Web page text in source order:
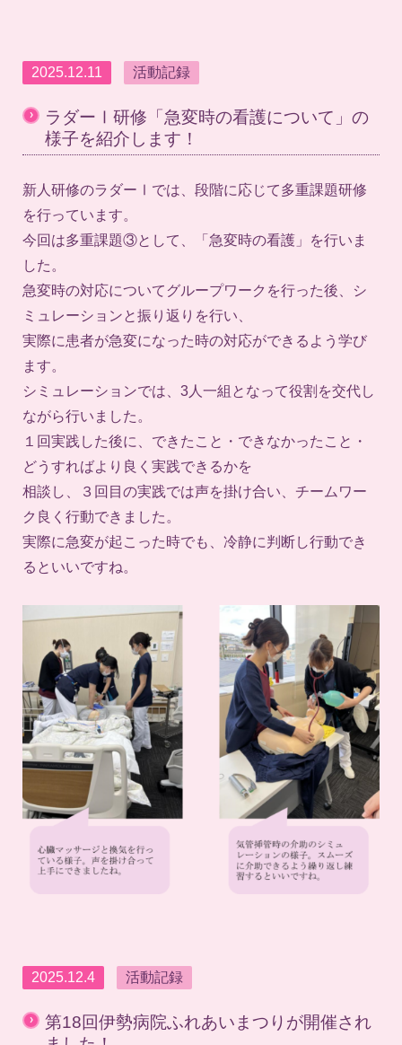
2025.12.11 活動記録
›
ラダーⅠ研修「急変時の看護について」の
様子を紹介します！
新人研修のラダーⅠでは、段階に応じて多重課題研修
を行っています。
今回は多重課題③として、「急変時の看護」を行いま
した。
急変時の対応についてグループワークを行った後、シ
ミュレーションと振り返りを行い、
実際に患者が急変になった時の対応ができるよう学び
ます。
シミュレーションでは、3人一組となって役割を交代し
ながら行いました。
１回実践した後に、できたこと・できなかったこと・
どうすればより良く実践できるかを
相談し、３回目の実践では声を掛け合い、チームワー
ク良く行動できました。
実際に急変が起こった時でも、冷静に判断し行動でき
るといいですね。
2025.12.4 活動記録
›
第18回伊勢病院ふれあいまつりが開催され